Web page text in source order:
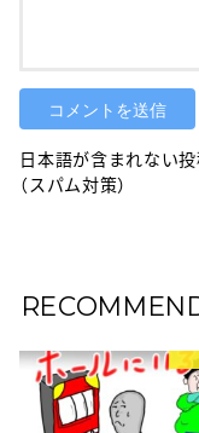
日本語が含まれない
（スパム対策）